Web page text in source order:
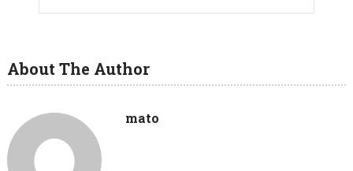
About The Author
mato